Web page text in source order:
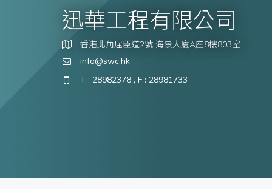
迅華工程有限公司
香港北角屈臣道2號 海景大廈A座8樓803室
info@swc.hk
T : 28982378 , F : 28981733